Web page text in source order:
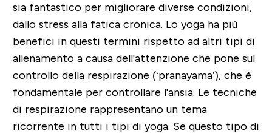
sia fantastico per migliorare diverse condizioni,
dallo stress alla fatica cronica. Lo yoga ha più
benefici in questi termini rispetto ad altri tipi di
allenamento a causa dell'attenzione che pone sul
controllo della respirazione (‘pranayama’), che è
fondamentale per controllare l'ansia. Le tecniche
di respirazione rappresentano un tema
ricorrente in tutti i tipi di yoga. Se questo tipo di